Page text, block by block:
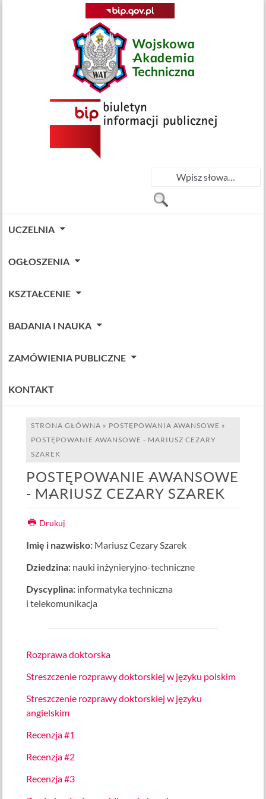
UCZELNIA
OGŁOSZENIA
KSZTAŁCENIE
BADANIA I NAUKA
ZAMÓWIENIA PUBLICZNE
KONTAKT
STRONA GŁÓWNA » POSTĘPOWANIA AWANSOWE »
POSTĘPOWANIE AWANSOWE - MARIUSZ CEZARY
SZAREK
POSTĘPOWANIE AWANSOWE
- MARIUSZ CEZARY SZAREK
Drukuj
Imię i nazwisko: Mariusz Cezary Szarek
Dziedzina: nauki inżynieryjno-techniczne
Dyscyplina: informatyka techniczna
i telekomunikacja
Rozprawa doktorska
Streszczenie rozprawy doktorskiej w języku polskim
Streszczenie rozprawy doktorskiej w języku
angielskim
Recenzja #1
Recenzja #2
Recenzja #3